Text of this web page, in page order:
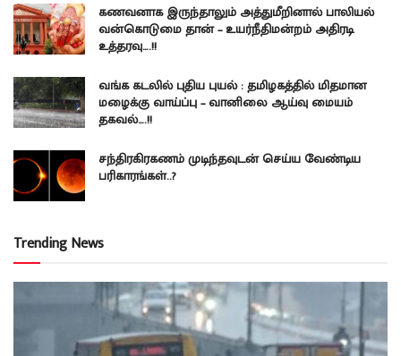
கணவனாக இருந்தாலும் அத்துமீறினால் பாலியல்
வன்கொடுமை தான் – உயர்நீதிமன்றம் அதிரடி
உத்தரவு….!!
வங்க கடலில் புதிய புயல் : தமிழகத்தில் மிதமான
மழைக்கு வாய்ப்பு – வானிலை ஆய்வு மையம்
தகவல்….!!
சந்திரகிரகணம் முடிந்தவுடன் செய்ய வேண்டிய
பரிகாரங்கள்..?
Trending News